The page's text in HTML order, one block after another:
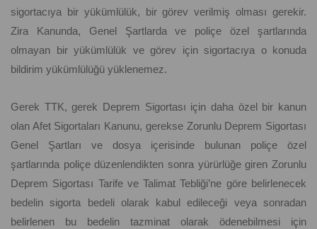
sigortacıya bir yükümlülük, bir görev verilmiş olması gerekir.
Zira Kanunda, Genel Şartlarda ve poliçe özel şartlarında
olmayan bir yükümlülük ve görev için sigortacıya o konuda
bildirim yükümlülüğü yüklenemez.
Gerek TTK, gerek Deprem Sigortası için daha özel bir kanun
olan Afet Sigortaları Kanunu, gerekse Zorunlu Deprem Sigortası
Genel Şartları ve dosya içerisinde bulunan poliçe özel
şartlarında poliçe düzenlendikten sonra yürürlüğe giren Zorunlu
Deprem Sigortası Tarife ve Talimat Tebliği’ne göre belirlenecek
bedelin sigorta bedeli olarak kabul edileceği veya sonradan
belirlenen bu bedelin tazminat olarak ödenebilmesi için